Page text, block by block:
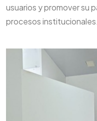
usuarios y promover su
procesos institucionales.